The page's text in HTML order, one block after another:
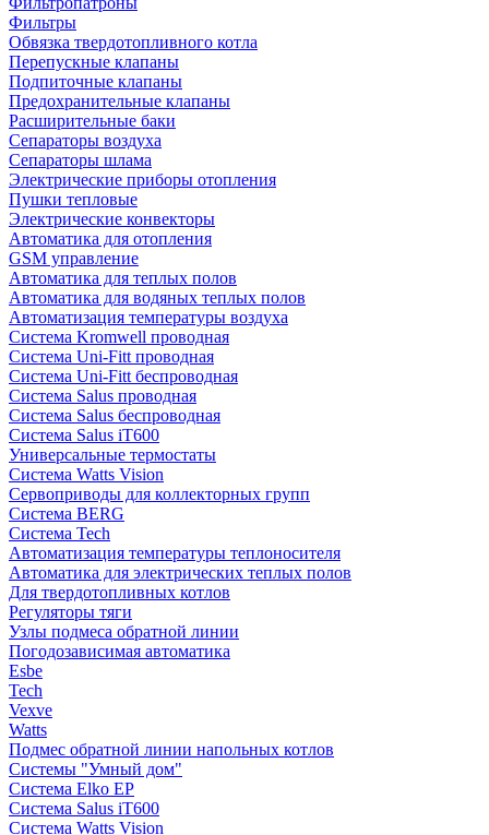
Фильтры
Обвязка твердотопливного котла
Перепускные клапаны
Подпиточные клапаны
Предохранительные клапаны
Расширительные баки
Сепараторы воздуха
Сепараторы шлама
Электрические приборы отопления
Пушки тепловые
Электрические конвекторы
Автоматика для отопления
GSM управление
Автоматика для теплых полов
Автоматика для водяных теплых полов
Автоматизация температуры воздуха
Система Kromwell проводная
Система Uni-Fitt проводная
Система Uni-Fitt беспроводная
Система Salus проводная
Система Salus беспроводная
Система Salus iT600
Универсальные термостаты
Система Watts Vision
Сервоприводы для коллекторных групп
Система BERG
Система Tech
Автоматизация температуры теплоносителя
Автоматика для электрических теплых полов
Для твердотопливных котлов
Регуляторы тяги
Узлы подмеса обратной линии
Погодозависимая автоматика
Esbe
Tech
Vexve
Watts
Подмес обратной линии напольных котлов
Системы "Умный дом"
Система Elko EP
Система Salus iT600
Система Watts Vision